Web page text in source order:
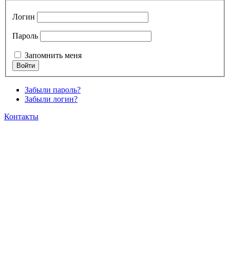
Логин
Пароль
Запомнить меня
Забыли пароль?
Забыли логин?
Контакты